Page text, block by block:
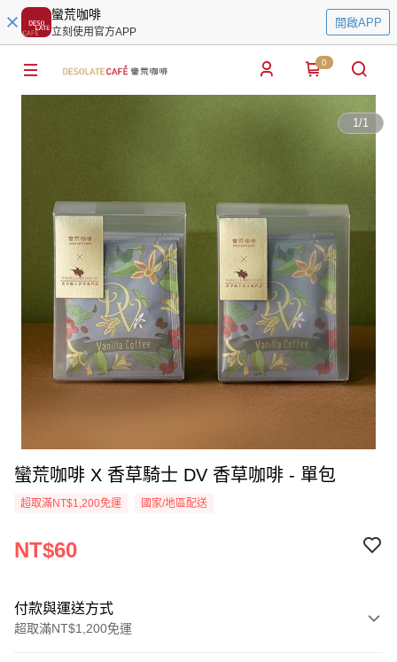
蠻荒咖啡
立刻使用官方APP
開啟APP
0
1/1
蠻荒咖啡 X 香草騎士 DV 香草咖啡 - 單包
超取滿NT$1,200免運 國家/地區配送
NT$60
付款與運送方式
超取滿NT$1,200免運